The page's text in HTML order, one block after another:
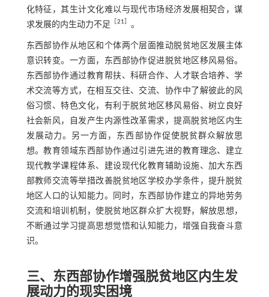
化特征，其生计文化难以与现代市场经济发展相契合，谋
求发展的内生动力不足 ［21］ 。
东西部协作从地区和个体两个层面推动脱贫地区发展主体
意识转变。一方面，东西部协作促进脱贫地区移风易俗。
东西部协作通过教育帮扶、科研合作、人才联合培养、学
术交流等方式，在相互交往、交流、协作中了解彼此的风
俗习惯、特色文化，有利于脱贫地区移风易俗、树立良好
社会新风，自发产生内源性改革需求，提高脱贫地区内生
发展动力。另一方面，东西部协作促使脱贫群众解放思
想。教育领域东西部协作通过引进先进的教育理念、建立
现代教学课程体系、建设现代化教育辅助设施、加大东西
部教师交流等举措改善脱贫地区学校办学条件，提升脱贫
地区人口的认知能力。同时，东西部协作建立的异地劳务
交流和培训机制，使脱贫地区群众扩大视野，解放思想，
不断通过学习提高思想觉悟和认知能力，增强自我奋斗意
识。
三、东西部协作增强脱贫地区内生发
展动力的现实困境